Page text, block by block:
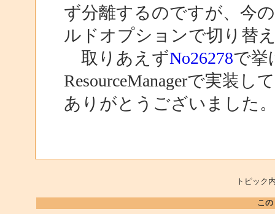
ず分離するのですが、今
ルドオプションで切り替
取りあえずNo26278で挙
ResourceManagerで実装
ありがとうございました
トピッ
こ